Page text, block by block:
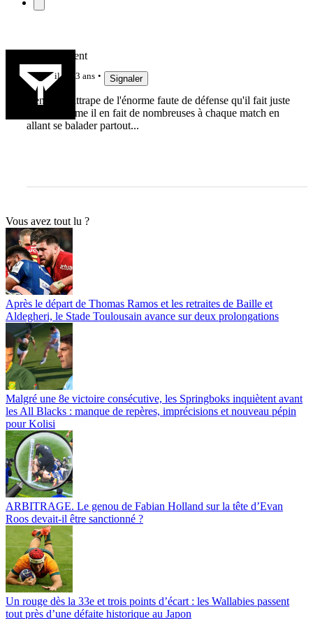
Waltervincent
il y a 3 ans Signaler
Ben il se rattrape de l'énorme faute de défense qu'il fait juste
avant, comme il en fait de nombreuses à chaque match en
allant se balader partout...
Vous avez tout lu ?
Après le départ de Thomas Ramos et les retraites de Baille et
Aldegheri, le Stade Toulousain avance sur deux prolongations
Malgré une 8e victoire consécutive, les Springboks inquiètent avant
les All Blacks : manque de repères, imprécisions et nouveau pépin
pour Kolisi
ARBITRAGE. Le genou de Fabian Holland sur la tête d’Evan
Roos devait-il être sanctionné ?
Un rouge dès la 33e et trois points d’écart : les Wallabies passent
tout près d’une défaite historique au Japon